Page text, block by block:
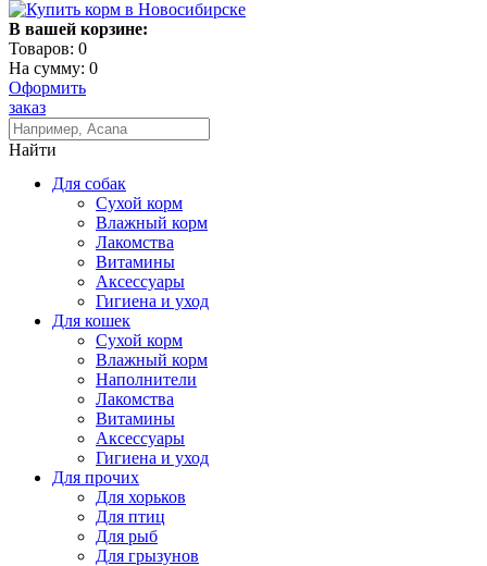
В вашей корзине:
Товаров: 0
На сумму: 0
Оформить
заказ
Найти
Для собак
Сухой корм
Влажный корм
Лакомства
Витамины
Аксессуары
Гигиена и уход
Для кошек
Сухой корм
Влажный корм
Наполнители
Лакомства
Витамины
Аксессуары
Гигиена и уход
Для прочих
Для хорьков
Для птиц
Для рыб
Для грызунов